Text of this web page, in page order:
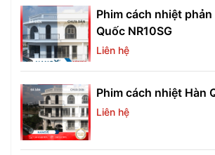
Phim cách nhiệt
Quốc NR10SG
Liên hệ
Phim cách nhiệt Hàn
Liên hệ